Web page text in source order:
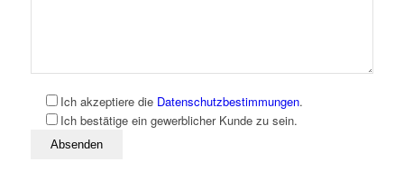
Ich akzeptiere die Datenschutzbestimmungen.
Ich bestätige ein gewerblicher Kunde zu sein.
Bitte lassen Sie dieses Feld leer